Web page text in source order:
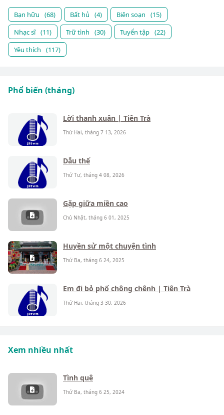
Bạn hữu (68) Bất hủ (4) Biên soạn
(15)
Nhạc sĩ (11) Trữ tình (30) Tuyển tập (22)
Yêu thích
(117)
Phổ biến (tháng)
Lời thanh xuân | Tiên Trà
Thứ Hai, tháng 7 13, 2026
Dẫu thế
Thứ Tư, tháng 4 08, 2026
Gặp giữa miền cao
Chủ Nhật, tháng 6 01, 2025
Huyền sử một chuyện tình
Thứ Ba, tháng 6 24, 2025
Em đi bỏ phố chông chênh | Tiên Trà
Thứ Hai, tháng 3 30, 2026
Xem nhiều nhất
Tình quê
Thứ Ba, tháng 6 25, 2024